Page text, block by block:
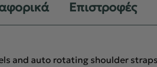
Επιστροφές
and auto rotating shoulder